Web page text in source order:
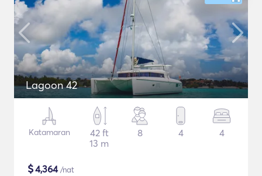
Lagoon 42
Katamaran
42 ft
13 m
8 4 4
$4,364/nat